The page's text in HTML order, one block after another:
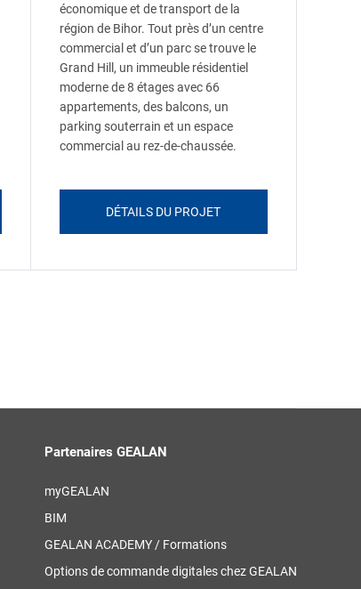
économique et de transport de la
région de Bihor. Tout près d’un centre
commercial et d’un parc se trouve le
Grand Hill, un immeuble résidentiel
moderne de 8 étages avec 66
appartements, des balcons, un
parking souterrain et un espace
commercial au rez-de-chaussée.
DÉTAILS DU PROJET
Partenaires GEALAN
myGEALAN
BIM
GEALAN ACADEMY / Formations
Options de commande digitales chez GEALAN